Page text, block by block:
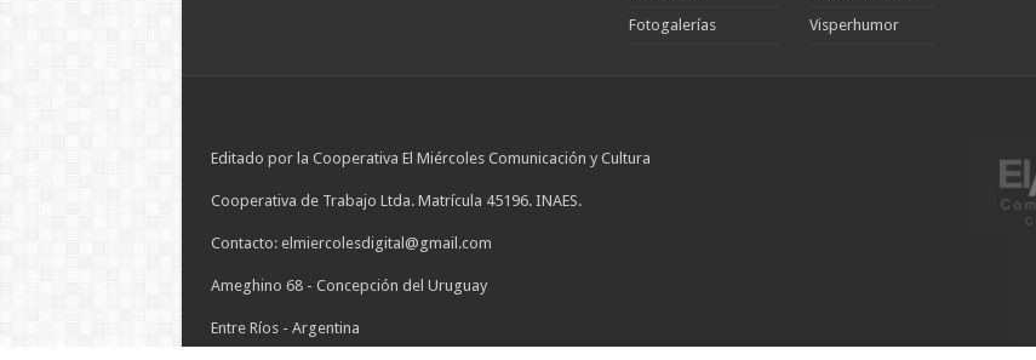
Fotogalerías Visperhumor
Editado por la Cooperativa El Miércoles Comunicación y Cultura
Cooperativa de Trabajo Ltda. Matrícula 45196. INAES.
Contacto: elmiercolesdigital@gmail.com
Ameghino 68 - Concepción del Uruguay
Entre Ríos - Argentina